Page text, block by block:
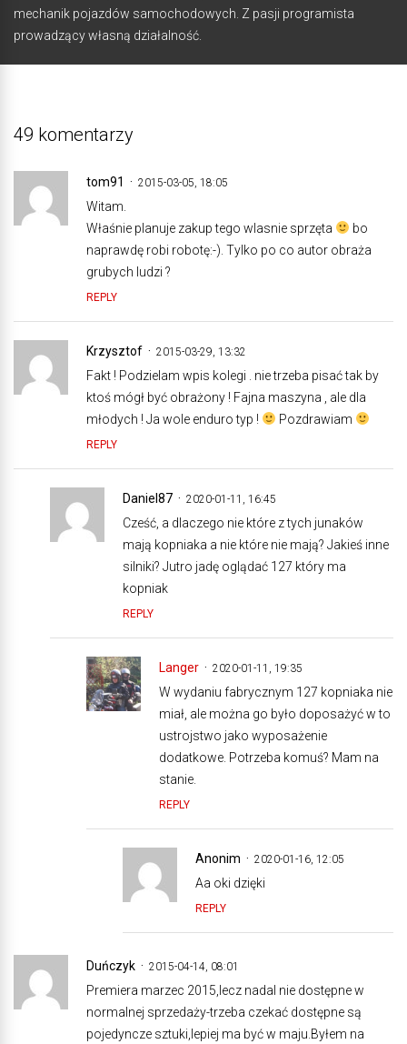
mechanik pojazdów samochodowych. Z pasji programista
prowadzący własną działalność.
49 komentarzy
tom91 2015-03-05, 18:05
Witam.
Właśnie planuje zakup tego wlasnie sprzęta
bo
naprawdę robi robotę:-). Tylko po co autor obraża
grubych ludzi ?
REPLY
Krzysztof 2015-03-29, 13:32
Fakt ! Podzielam wpis kolegi . nie trzeba pisać tak by
ktoś mógł być obrażony ! Fajna maszyna , ale dla
młodych ! Ja wole enduro typ !
Pozdrawiam
REPLY
Daniel87 2020-01-11, 16:45
Cześć, a dlaczego nie które z tych junaków
mają kopniaka a nie które nie mają? Jakieś inne
silniki? Jutro jadę oglądać 127 który ma
kopniak
REPLY
Langer 2020-01-11, 19:35
W wydaniu fabrycznym 127 kopniaka nie
miał, ale można go było doposażyć w to
ustrojstwo jako wyposażenie
dodatkowe. Potrzeba komuś? Mam na
stanie.
REPLY
Anonim 2020-01-16, 12:05
Aa oki dzięki
REPLY
Duńczyk 2015-04-14, 08:01
Premiera marzec 2015,lecz nadal nie dostępne w
normalnej sprzedaży-trzeba czekać dostępne są
pojedyncze sztuki,lepiej ma być w maju.Byłem na